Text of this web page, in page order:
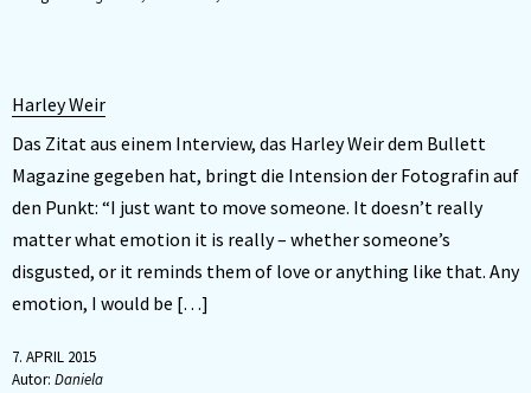
Harley Weir
Das Zitat aus einem Interview, das Harley Weir dem Bullett
Magazine gegeben hat, bringt die Intension der Fotografin auf
den Punkt: “I just want to move someone. It doesn’t really
matter what emotion it is really – whether someone’s
disgusted, or it reminds them of love or anything like that. Any
emotion, I would be […]
7. APRIL 2015
Autor: Daniela